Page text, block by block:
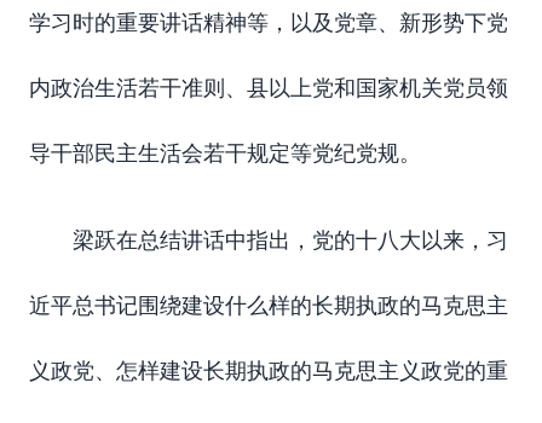
学习时的重要讲话精神等 ， 以及党章、 新形势下党
内政治生活若干准则、县以上党和国家机关党员领
导干部民主生活会若干规定等党纪党规。
梁跃在总结讲话中指出，党的十八大以来，习
近平总书记围绕建设什么样的长期执政的马克思主
义政党、怎样建设长期执政的马克思主义政党的重